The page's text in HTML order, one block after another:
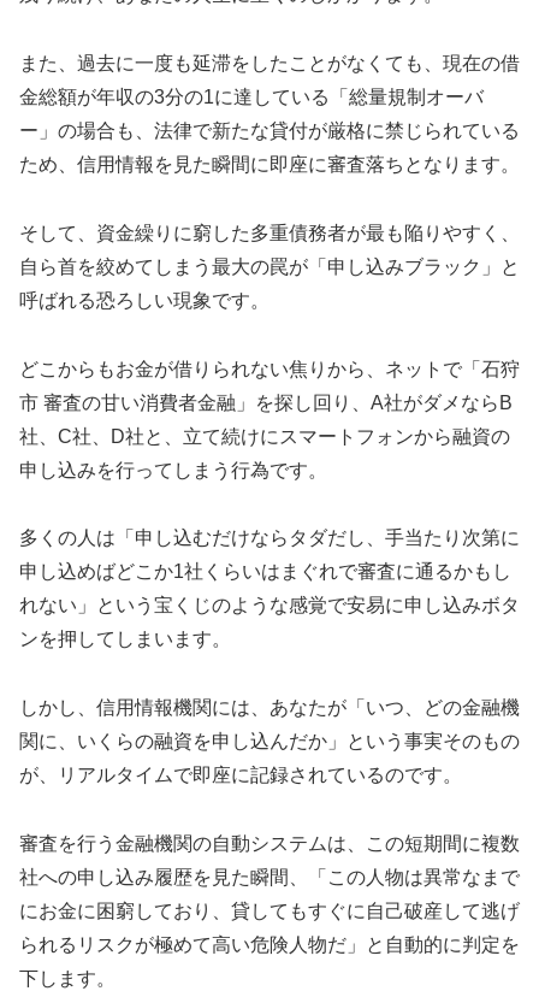
また、過去に一度も延滞をしたことがなくても、現在の借
金総額が年収の3分の1に達している「総量規制オーバ
ー」の場合も、法律で新たな貸付が厳格に禁じられている
ため、信用情報を見た瞬間に即座に審査落ちとなります。
そして、資金繰りに窮した多重債務者が最も陥りやすく、
自ら首を絞めてしまう最大の罠が「申し込みブラック」と
呼ばれる恐ろしい現象です。
どこからもお金が借りられない焦りから、ネットで「石狩
市 審査の甘い消費者金融」を探し回り、A社がダメならB
社、C社、D社と、立て続けにスマートフォンから融資の
申し込みを行ってしまう行為です。
多くの人は「申し込むだけならタダだし、手当たり次第に
申し込めばどこか1社くらいはまぐれで審査に通るかもし
れない」という宝くじのような感覚で安易に申し込みボタ
ンを押してしまいます。
しかし、信用情報機関には、あなたが「いつ、どの金融機
関に、いくらの融資を申し込んだか」という事実そのもの
が、リアルタイムで即座に記録されているのです。
審査を行う金融機関の自動システムは、この短期間に複数
社への申し込み履歴を見た瞬間、「この人物は異常なまで
にお金に困窮しており、貸してもすぐに自己破産して逃げ
られるリスクが極めて高い危険人物だ」と自動的に判定を
下します。